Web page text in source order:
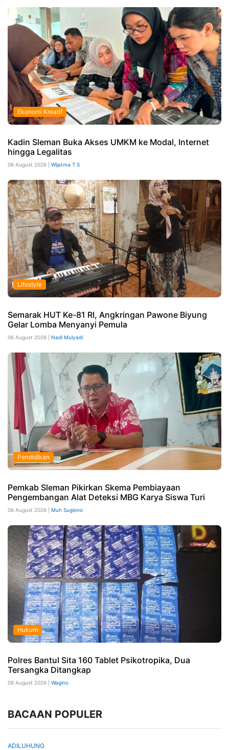
Ekonomi Kreatif
Kadin Sleman Buka Akses UMKM ke Modal, Internet
hingga Legalitas
06 August 2026 | Wijatma T S
Lifestyle
Semarak HUT Ke-81 RI, Angkringan Pawone Biyung
Gelar Lomba Menyanyi Pemula
06 August 2026 | Nadi Mulyadi
Pendidikan
Pemkab Sleman Pikirkan Skema Pembiayaan
Pengembangan Alat Deteksi MBG Karya Siswa Turi
06 August 2026 | Muh Sugiono
Hukum
Polres Bantul Sita 160 Tablet Psikotropika, Dua
Tersangka Ditangkap
06 August 2026 | Wagino
BACAAN POPULER
ADILUHUNG